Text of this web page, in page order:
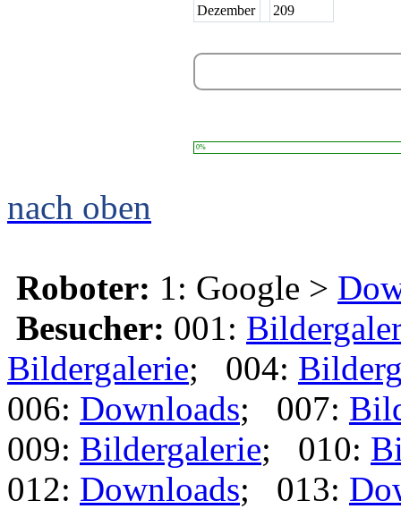
Dezember
209
0%
nach oben
Roboter: 1: Google >
Besucher: 001:
Bildergalerie; 004:
006: Downloads; 007:
009: Bildergalerie; 010:
012: Downloads; 013: